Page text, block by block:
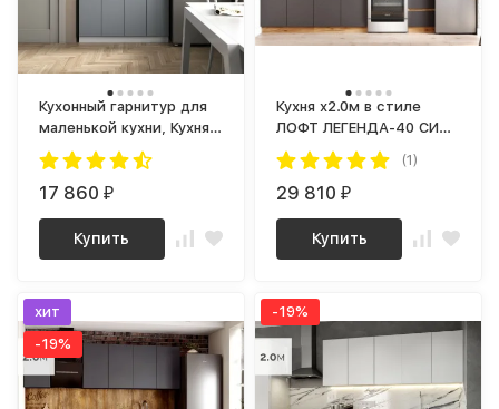
Кухонный гарнитур для
маленькой кухни, Кухня
120 см дизайн ИКЕА
(IKEA), Легенда-40 sity
ЛДСП сумеречный
17 860₽
Купить
Кухня х2.0м в стиле
ЛОФТ ЛЕГЕНДА-40 СИТИ
для avito ЛДСП серый
графит / дуб крафт
золотой
(1)
29 810₽
Купить
хит
-19%
-19%